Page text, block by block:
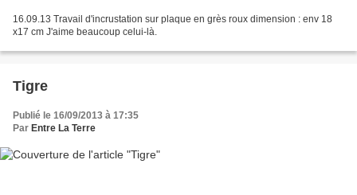
16.09.13 Travail d'incrustation sur plaque en grès roux dimension : env 18
x17 cm J'aime beaucoup celui-là.
Tigre
Publié le 16/09/2013 à 17:35
Par Entre La Terre